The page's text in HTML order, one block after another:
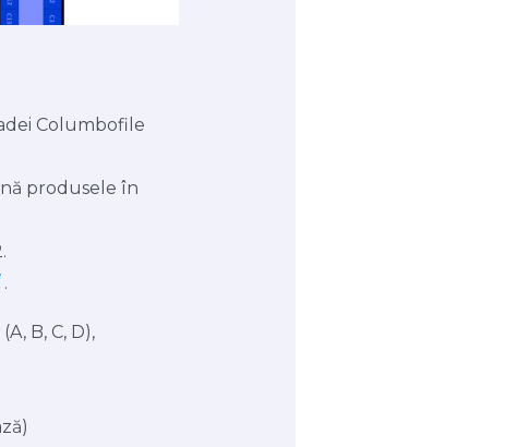
Columbofile
produsele în
.
B, C, D),